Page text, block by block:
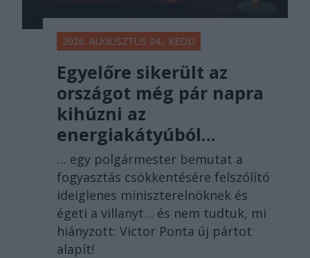
2026. AUGUSZTUS 04., KEDD
Egyelőre sikerült az
országot még pár napra
kihúzni az
energiakátyúból…
… egy polgármester bemutat a
fogyasztás csökkentésére felszólító
ideiglenes miniszterelnöknek és
égeti a villanyt… és nem tudtuk, mi
hiányzott: Victor Ponta új pártot
alapít!